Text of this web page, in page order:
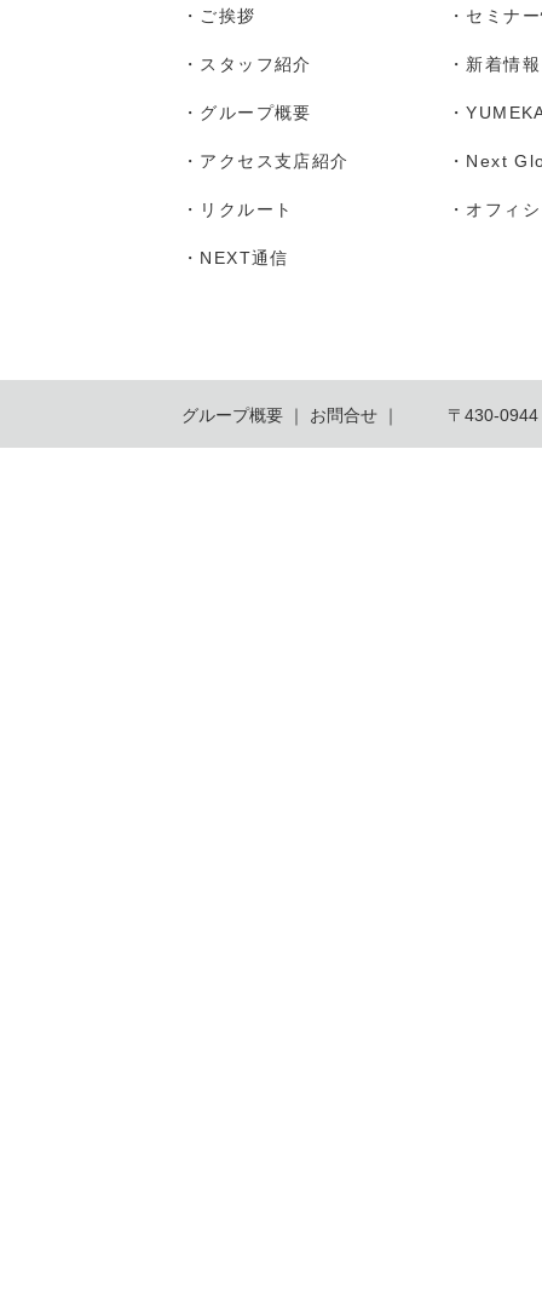
・ ご挨拶
・ スタッフ紹介
・ グループ概要
・ アクセス支店紹介
・ リクルート
・ NEXT通信
・ セミナ
・ 新着情報
・
・ Next
・ オフィ
グループ概要 ｜ お問合せ ｜ 〒430-